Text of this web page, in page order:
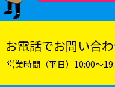
お電話でお問い合
営業時間（平日）10:00〜